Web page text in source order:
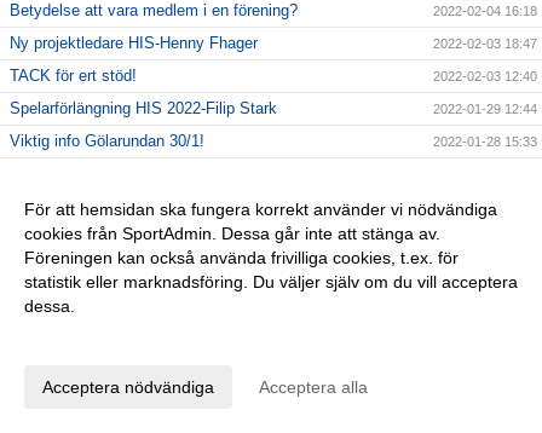
Betydelse att vara medlem i en förening? 2022-02-04 16:18
Ny projektledare HIS-Henny Fhager 2022-02-03 18:47
TACK för ert stöd! 2022-02-03 12:40
Spelarförlängning HIS 2022-Filip Stark 2022-01-29 12:44
Viktig info Gölarundan 30/1! 2022-01-28 15:33
U-lag uppstart! 2022-01-18 17:31
Upptaktsträff A-laget 2022! 2022-01-14 18:41
Tack våra sponsorer! 2022-01-14 11:30
Nya restriktioner från 14/1!
Gott Nytt År!
För att hemsidan ska fungera korrekt använder vi nödvändiga
cookies från SportAdmin. Dessa går inte att stänga av.
Föreningen kan också använda frivilliga cookies, t.ex. för
statistik eller marknadsföring. Du väljer själv om du vill acceptera
dessa.
Acceptera nödvändiga Acceptera alla